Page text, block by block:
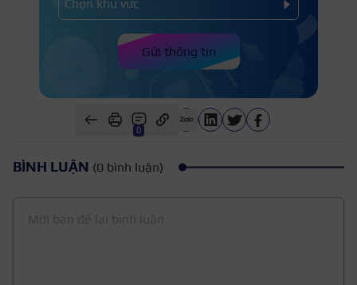
Gửi thông tin
0
BÌNH LUẬN (0 bình luận)